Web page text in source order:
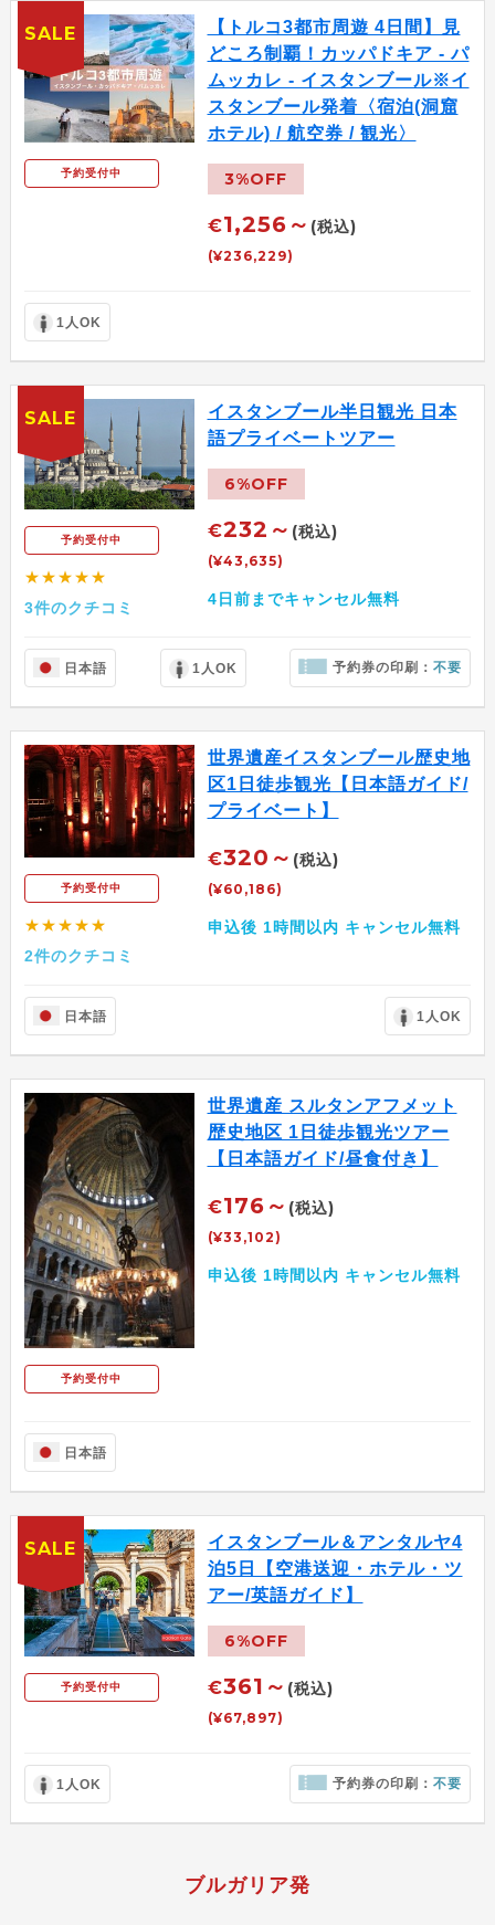
予約受付中
【トルコ3都市周遊 4日間】見
どころ制覇！カッパドキア - パ
ムッカレ - イスタンブール※イ
スタンブール発着〈宿泊(洞窟
ホテル) / 航空券 / 観光〉
3%OFF
€1,256～ (税込)
(¥236,229)
1人OK
SALE
予約受付中
★★★★★
3件のクチコミ
イスタンブール半日観光 日本
語プライベートツアー
6%OFF
€232～ (税込)
(¥43,635)
4日前までキャンセル無料
日本語 1人OK 予約券の印刷：不要
SALE
予約受付中
★★★★★
2件のクチコミ
世界遺産イスタンブール歴史地
区1日徒歩観光【日本語ガイド/
プライベート】
€320～ (税込)
(¥60,186)
申込後 1時間以内 キャンセル無料
日本語 1人OK
予約受付中
世界遺産 スルタンアフメット
歴史地区 1日徒歩観光ツアー
【日本語ガイド/昼食付き】
€176～ (税込)
(¥33,102)
申込後 1時間以内 キャンセル無料
日本語
予約受付中
イスタンブール＆アンタルヤ4
泊5日【空港送迎・ホテル・ツ
アー/英語ガイド】
6%OFF
€361～ (税込)
(¥67,897)
1人OK 予約券の印刷：不要
SALE
ブルガリア発